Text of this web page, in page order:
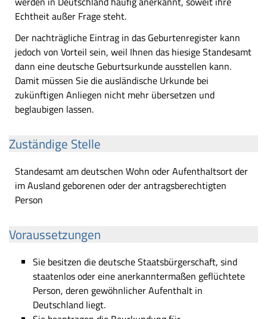
Echtheit außer Frage steht.
Der nachträgliche Eintrag in das Geburtenregister kann
jedoch von Vorteil sein, weil Ihnen das hiesige Standesamt
dann eine deutsche Geburtsurkunde ausstellen kann.
Damit müssen Sie die ausländische Urkunde bei
zukünftigen Anliegen nicht mehr übersetzen und
beglaubigen lassen.
Zuständige Stelle
Standesamt am deutschen Wohn oder Aufenthaltsort der
im Ausland geborenen oder der antragsberechtigten
Person
Voraussetzungen
Sie besitzen die deutsche Staatsbürgerschaft, sind
staatenlos oder eine anerkanntermaßen geflüchtete
Person, deren gewöhnlicher Aufenthalt in
Deutschland liegt.